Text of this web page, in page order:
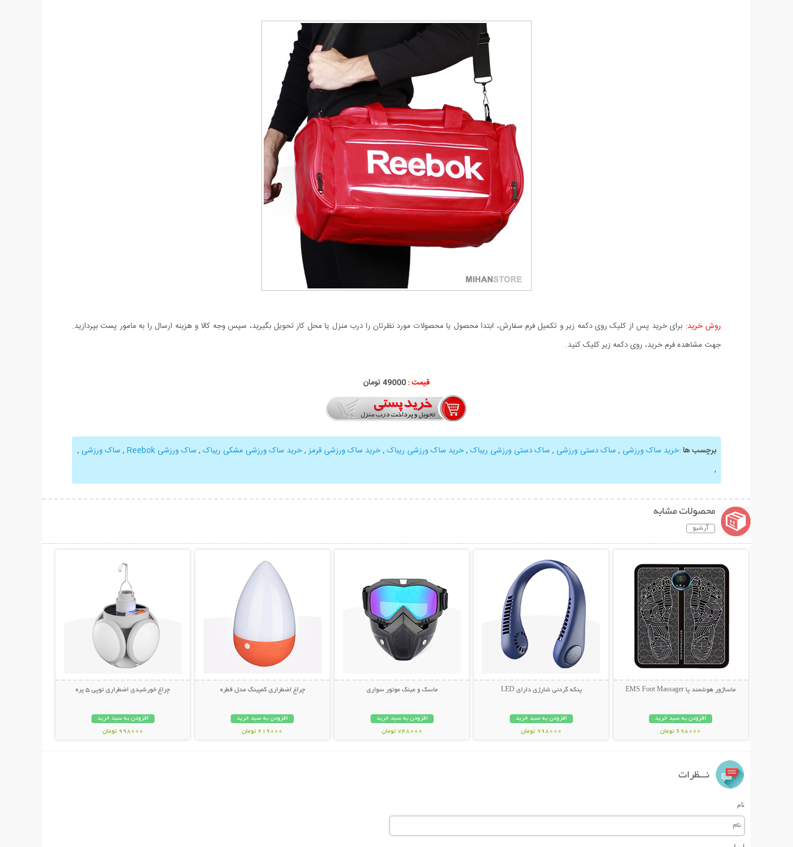
روش خرید: برای خرید پس از کلیک روی دکمه زیر و تکمیل فرم سفارش، ابتدا محصول یا محصولات مورد نظرتان را درب منزل یا محل کار تحویل بگیرید، سپس وجه کالا و هزینه ارسال را به مامور پست بپردازید.
جهت مشاهده فرم خرید، روی دکمه زیر کلیک کنید.
قیمت :49000 تومان
برچسب ها:خرید ساک ورزشی , ساک دستی ورزشی , ساک دستی ورزشی ریباک ,خرید ساک ورزشی ریباک ,خرید ساک ورزشی قرمز ,خرید ساک ورزشی مشکی ریباک , ساک ورزشی Reebok , ساک ورزشی ,
,
محصولات مشابه
آرشیو
ماساژور هوشمند پا EMS Foot Massager
افزودن به سبد خرید
698000 تومان
پنکه گردنی شارژی دارای LED
افزودن به سبد خرید
998000 تومان
ماسک و عینک موتور سواری
افزودن به سبد خرید
748000 تومان
چراغ اضطراری کمپینگ مدل قطره
افزودن به سبد خرید
219000 تومان
چراغ خورشیدی اضطراری توپی 5 پره
افزودن به سبد خرید
998000 تومان
نـــظرات
نام